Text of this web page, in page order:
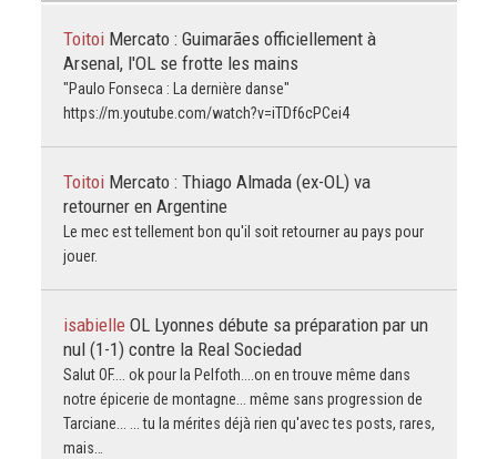
Toitoi Mercato : Guimarães officiellement à
Arsenal, l'OL se frotte les mains
"Paulo Fonseca : La dernière danse"
https://m.youtube.com/watch?v=iTDf6cPCei4
Toitoi Mercato : Thiago Almada (ex-OL) va
retourner en Argentine
Le mec est tellement bon qu'il soit retourner au pays pour
jouer.
isabielle OL Lyonnes débute sa préparation par un
nul (1-1) contre la Real Sociedad
Salut OF.... ok pour la Pelfoth....on en trouve même dans
notre épicerie de montagne... même sans progression de
Tarciane... ... tu la mérites déjà rien qu'avec tes posts, rares,
mais…